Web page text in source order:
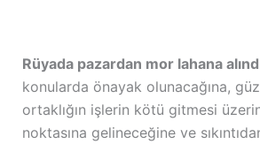
Rüyada pazardan mor lahana
konularda önayak olunacağına,
ortaklığın işlerin kötü gitmesi
noktasına gelineceğine ve